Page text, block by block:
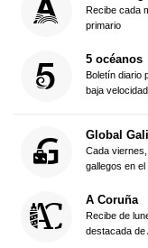
Recibe cada
primario
5 océanos
Boletín diario
baja
Global
Cada
gallegos en el
A Coruña
Recibe de
destacada de